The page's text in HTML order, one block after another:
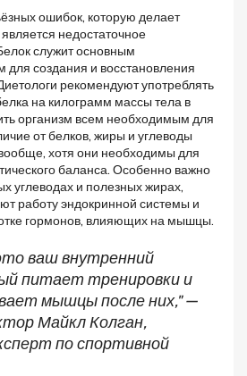
ошибок, которую делает
недостаточное
служит основным
для создания и восстановления
рекомендуют употреблять
на килограмм массы тела в
организм всем необходимым для
от белков, жиры и углеводы
хотя они необходимы для
баланса. Особенно важно
углеводах и полезных жирах,
работу эндокринной системы и
гормонов, влияющих на мышцы.
ваш внутренний
питает тренировки и
мышцы после них," —
Майкл Колган,
по спортивной